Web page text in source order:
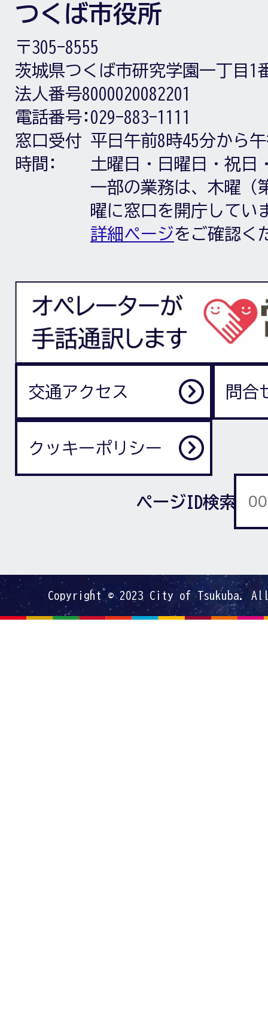
つくば市役所
〒305-8555
茨城県つくば市研究学園一丁目1
法人番号8000020082201
電話番号: 029-883-1111
窓口受付
時間:
平日午前8時45分から
土曜日・日曜日・祝日
一部の業務は、木曜（
曜に窓口を開庁してい
詳細ページをご確認く
交通アクセス 問合
クッキーポリシー
ページID検索
Copyright © 2023 City of Tsukuba.